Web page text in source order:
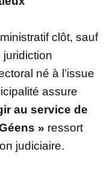
clôt, sauf
né à l’issue
assure
au service de
» ressort
judiciaire.